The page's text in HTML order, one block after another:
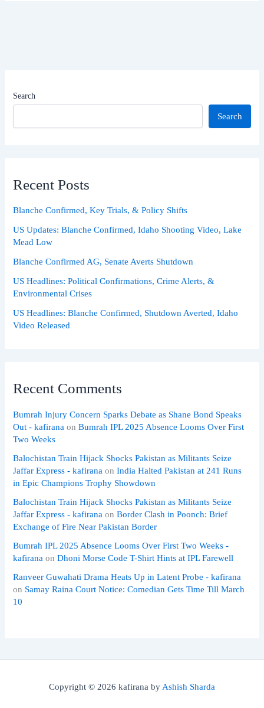
Search
Search
Recent Posts
Blanche Confirmed, Key Trials, & Policy Shifts
US Updates: Blanche Confirmed, Idaho Shooting Video, Lake
Mead Low
Blanche Confirmed AG, Senate Averts Shutdown
US Headlines: Political Confirmations, Crime Alerts, &
Environmental Crises
US Headlines: Blanche Confirmed, Shutdown Averted, Idaho
Video Released
Recent Comments
Bumrah Injury Concern Sparks Debate as Shane Bond Speaks
Out - kafirana onBumrah IPL 2025 Absence Looms Over First
Two Weeks
Balochistan Train Hijack Shocks Pakistan as Militants Seize
Jaffar Express - kafirana onIndia Halted Pakistan at 241 Runs
in Epic Champions Trophy Showdown
Balochistan Train Hijack Shocks Pakistan as Militants Seize
Jaffar Express - kafirana onBorder Clash in Poonch: Brief
Exchange of Fire Near Pakistan Border
Bumrah IPL 2025 Absence Looms Over First Two Weeks -
kafirana onDhoni Morse Code T-Shirt Hints at IPL Farewell
Ranveer Guwahati Drama Heats Up in Latent Probe - kafirana
on Samay Raina Court Notice: Comedian Gets Time Till March
10
Copyright © 2026 kafirana by Ashish Sharda